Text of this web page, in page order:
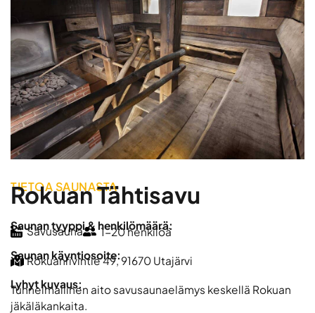
TIETOA SAUNASTA
Rokuan Tähtisavu
Saunan tyyppi & henkilömäärä:
Savusauna
1-20 henkilöä
Saunan käyntiosoite:
Rokuanrivintie 49, 91670 Utajärvi
Lyhyt kuvaus:
Tunnelmallinen aito savusaunaelämys keskellä Rokuan
jäkäläkankaita.